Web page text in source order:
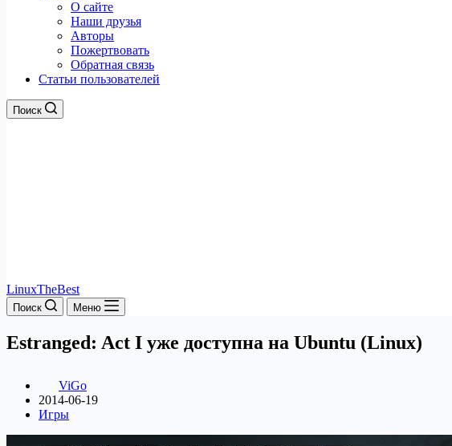
О сайте
Наши друзья
Авторы
Пожертвовать
Обратная связь
Статьи пользователей
Поиск
LinuxTheBest
Поиск Меню
Estranged: Act I уже доступна на Ubuntu (Linux)
ViGo
2014-06-19
Игры